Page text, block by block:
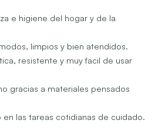
e higiene del hogar y de la
limpios y bien atendidos.
resistente y muy facil de usar
gracias a materiales pensados
las tareas cotidianas de cuidado.